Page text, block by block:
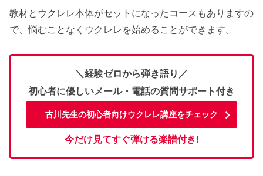
教材とウクレレ本体がセットになったコースもありますの
で、悩むことなくウクレレを始めることができます。
＼経験ゼロから弾き語り／
初心者に優しいメール・電話の質問サポート付き
古川先生の初心者向けウクレレ講座をチェック
今だけ見てすぐ弾ける楽譜付き!